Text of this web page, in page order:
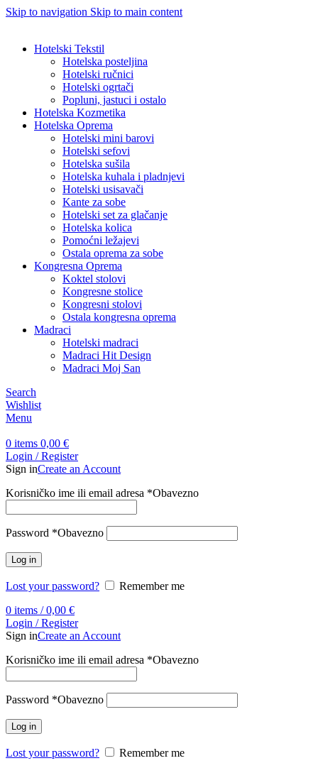
Skip to navigation Skip to main content
Hotelski Tekstil
Hotelska posteljina
Hotelski ručnici
Hotelski ogrtači
Popluni, jastuci i ostalo
Hotelska Kozmetika
Hotelska Oprema
Hotelski mini barovi
Hotelski sefovi
Hotelska sušila
Hotelska kuhala i pladnjevi
Hotelski usisavači
Kante za sobe
Hotelski set za glačanje
Hotelska kolica
Pomoćni ležajevi
Ostala oprema za sobe
Kongresna Oprema
Koktel stolovi
Kongresne stolice
Kongresni stolovi
Ostala kongresna oprema
Madraci
Hotelski madraci
Madraci Hit Design
Madraci Moj San
Search
Wishlist
Menu
0 items 0,00 €
Login / Register
Sign inCreate an Account
Korisničko ime ili email adresa *Obavezno
Password *Obavezno
Log in
Lost your password?
Remember me
0 items / 0,00 €
Login / Register
Sign inCreate an Account
Korisničko ime ili email adresa *Obavezno
Password *Obavezno
Log in
Lost your password? Remember me